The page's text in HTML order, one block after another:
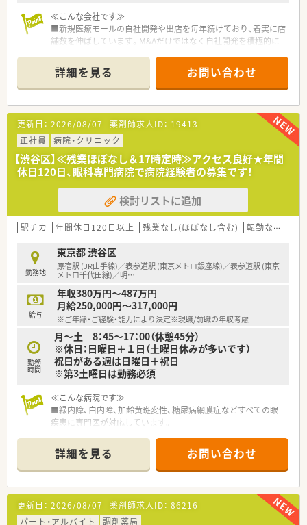
≪こんな会社です≫
■新規医療モールの自社開発や出店を毎年続けており、着実に店
舗数を伸ばしています。M&Aだけではなく自社開発を積極的に
■「個人クリニック・医療モール」から処方箋を主に応需してお
り、地域密着型の展開を
しているので患者様と距離が近く、1人1人に向き合った医療
の提供が可能です。
■ノルマなども無くノビノビと成長する環境を意識している為、
非常に働きやすい社風です。
■医療モール?個人医院?総合病院前など様々な形態で運営して
おり色々な経験を積む事が可能です。
■育休はお子様が3歳になる迄、時短制度はお子様が小学生にな
るまで取得を延長する事が可能です。
≪こんな店舗です≫
■駅前すぐに立地しているので通勤も便利です。
■マンションの１Fにあり、比較的新しいきれいな店舗です。
勉強になる環境です。
■近隣や同じ沿線上に他店舗が複数あるので、急なお休みなどに
も対応可能です！
≪こんな方におすすめ≫
■中途入社の多くは、入社の決め手は「薬局の雰囲気」良かった
という意見が圧倒的多く、働きやすい社風が影響しており、医療
業界では高水準の人材定着率97％と非常に高いです。過去に人
間関係でつらい思いをした方も安心！
■週休消化率8割以上、かつ残業時間の全社平均は11時間と少な
目で、メリハリある職場を希望する方にぴったりです
分野を極める道も用意されています。将来的に何かひとつの分
野で専門薬剤師を取得したい方などにおすすめ
詳細を見る お問い合わせ
更新日： 2026/08/07 薬剤師求人ID： 19413
正社員
病院・クリニック
【渋谷区】≪残業ほぼなし＆17時定時≫アクセス良好★年間
休日120日、眼科専門病院で病院経験者の募集です！
検討リストに追加
駅チカ 年間休日120日以上 残業なし(ほぼなし含む) 転勤なし
勤務地
東京都 渋谷区
原宿駅 (JR山手線)／表参道駅 (東京メトロ銀座線)／表参道駅 (東京
メトロ千代田線)／明…
給与
年収380万円～487万円
月給250,000円～317,000円
※ご年齢・ご経験・能力により決定※現職/前職の年収考慮
勤務
時間
月～土 8：45～17：00（休憩45分）
※休日：日曜日＋１日（土曜日休みが多いです）
祝日がある週は日曜日＋祝日
※第3土曜日は勤務必須
≪こんな病院です≫
■緑内障、白内障、加齢黄斑変性、糖尿病網膜症などすべての眼
疾患に専門医が対応しています。
ます。
■医師・看護師と連携しての勤務になるので子育て中の方でも安
心してご就業できます。
■従業員の横のつながりがあり、連携もしっかりと取れている環
境です。
≪業務内容≫
詳細を見る お問い合わせ
更新日： 2026/08/07 薬剤師求人ID： 86216
パート・アルバイト
調剤薬局